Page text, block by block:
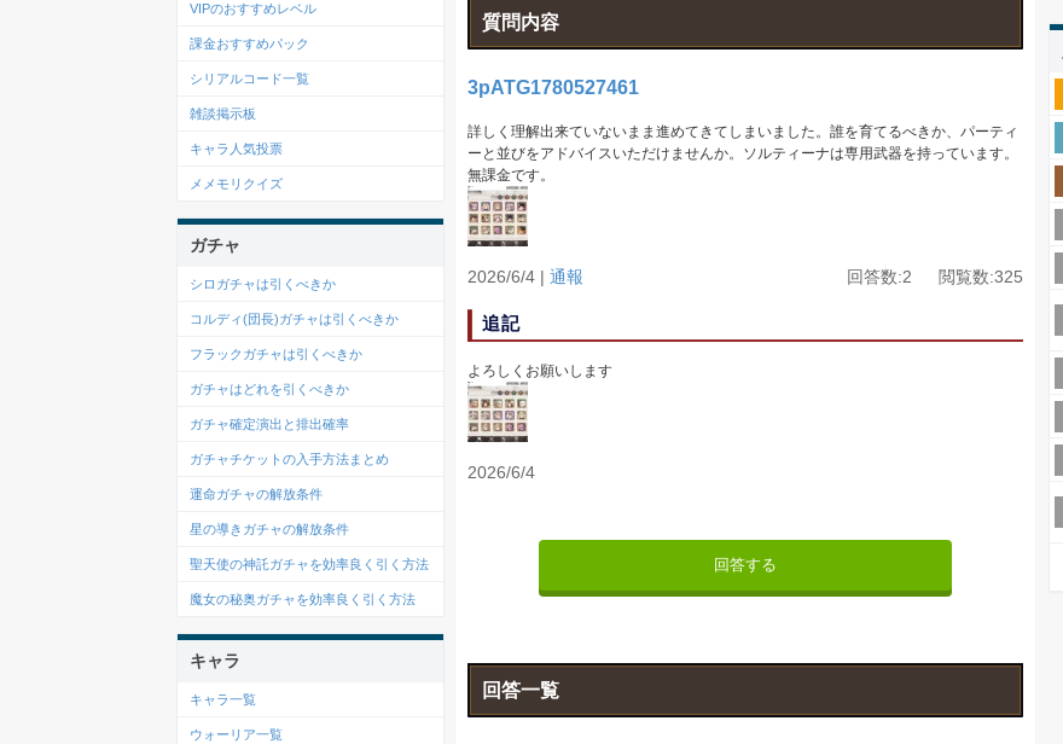
質問内容
3pATG1780527461
詳しく理解出来ていないまま進めてきてしまいました。誰を育てるべきか、パーティ
ーと並びをアドバイスいただけませんか。ソルティーナは専用武器を持っています。
無課金です。
2026/6/4 | 通報 回答数:2 閲覧数:325
追記
よろしくお願いします
2026/6/4
回答する
回答一覧
VIPのおすすめレベル
課金おすすめパック
シリアルコード一覧
雑談掲示板
キャラ人気投票
メメモリクイズ
ガチャ
シロガチャは引くべきか
コルディ(団長)ガチャは引くべきか
フラックガチャは引くべきか
ガチャはどれを引くべきか
ガチャ確定演出と排出確率
ガチャチケットの入手方法まとめ
運命ガチャの解放条件
星の導きガチャの解放条件
聖天使の神託ガチャを効率良く引く方法
魔女の秘奥ガチャを効率良く引く方法
キャラ
キャラ一覧
ウォーリア一覧